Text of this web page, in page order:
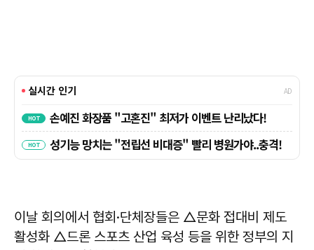
이날 회의에서 협회·단체장들은 △문화 접대비 제도
활성화 △드론 스포츠 산업 육성 등을 위한 정부의 지